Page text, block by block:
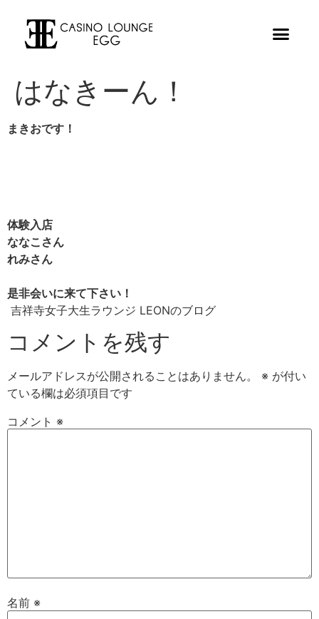
はなきーん！
まきおです！
体験入店
ななこさん
れみさん
是非会いに来て下さい！
吉祥寺女子大生ラウンジ LEONのブログ
コメントを残す
メールアドレスが公開されることはありません。 ※ が付い
ている欄は必須項目です
コメント ※
名前 ※